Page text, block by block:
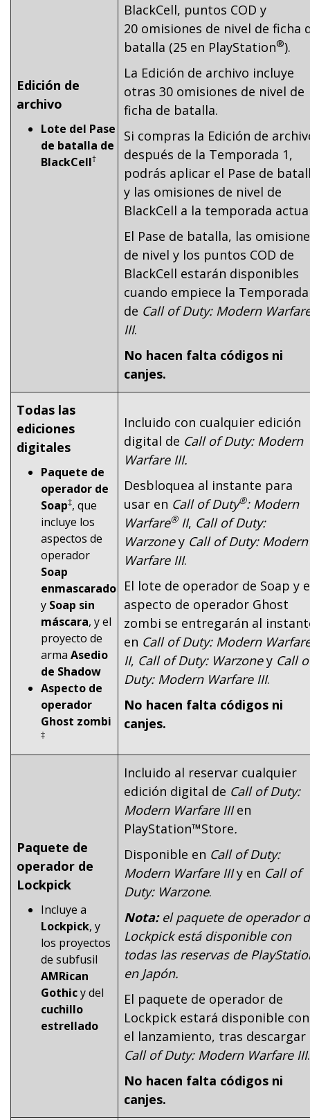
Edición de
archivo
Lote del Pase
de batalla de
BlackCell†
BlackCell, puntos COD y
20 omisiones de nivel de ficha
batalla (25 en PlayStation®).
La Edición de archivo incluye
otras 30 omisiones de nivel de
ficha de batalla.
Si compras la Edición de
después de la Temporada 1,
podrás aplicar el Pase de
y las omisiones de nivel de
BlackCell a la temporada
El Pase de batalla, las
de nivel y los puntos COD de
BlackCell estarán disponibles
cuando empiece la
de Call of Duty: Modern
III.
No hacen falta códigos ni
canjes.
Todas las
ediciones
digitales
Paquete de
operador de
Soap‡, que
incluye los
aspectos de
operador
Soap
enmascarado
y Soap sin
máscara, y el
proyecto de
arma Asedio
de Shadow
Aspecto de
operador
Ghost zombi
‡
Incluido con cualquier edición
digital de Call of Duty: Modern
Warfare III.
Desbloquea al instante para
usar en Call of Duty®: Modern
Warfare®II, Call of Duty:
Warzoney Call of Duty: Modern
Warfare III.
El lote de operador de Soap y
aspecto de operador Ghost
zombi se entregarán al
en Call of Duty: Modern
II, Call of Duty: Warzoney Call
Duty: Modern Warfare III.
No hacen falta códigos ni
canjes.
Paquete de
operador de
Lockpick
Incluye a
Lockpick, y
los proyectos
de subfusil
AMRican
Gothicy del
cuchillo
estrellado
Incluido al reservar cualquier
edición digital de Call of Duty:
Modern Warfare IIIen
PlayStation™Store.
Disponible en Call of Duty:
Modern Warfare IIIy en Call of
Duty: Warzone.
Nota:el paquete de operador
Lockpick está disponible con
todas las reservas de
en Japón.
El paquete de operador de
Lockpick estará disponible con
el lanzamiento, tras descargar
Call of Duty: Modern Warfare III.
No hacen falta códigos ni
canjes.